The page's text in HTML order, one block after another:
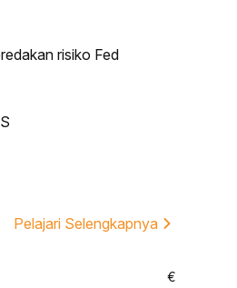
risiko Fed
Pelajari Selengkapnya
€